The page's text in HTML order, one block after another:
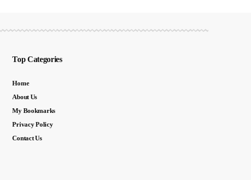
Top Categories
Home
About Us
My Bookmarks
Privacy Policy
Contact Us